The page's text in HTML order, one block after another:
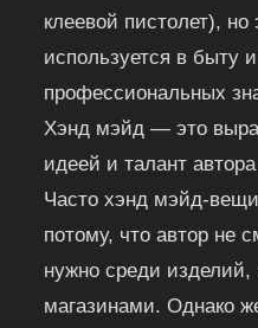
клеевой пистолет), но
используется в быту
профессиональных
Хэнд мэйд — это
идеей и талант
Часто хэнд мэйд-
потому, что автор не
нужно среди изделий,
магазинами. Однако